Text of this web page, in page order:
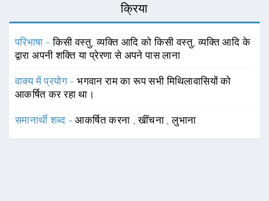
क्रिया
परिभाषा -किसी वस्तु, व्यक्ति आदि को किसी वस्तु, व्यक्ति आदि के
द्वारा अपनी शक्ति या प्रेरणा से अपने पास लाना
वाक्य में प्रयोग -भगवान राम का रूप सभी मिथिलावासियों को
आकर्षित कर रहा था।
समानार्थी शब्द -आकर्षित करना ,खींचना ,लुभाना